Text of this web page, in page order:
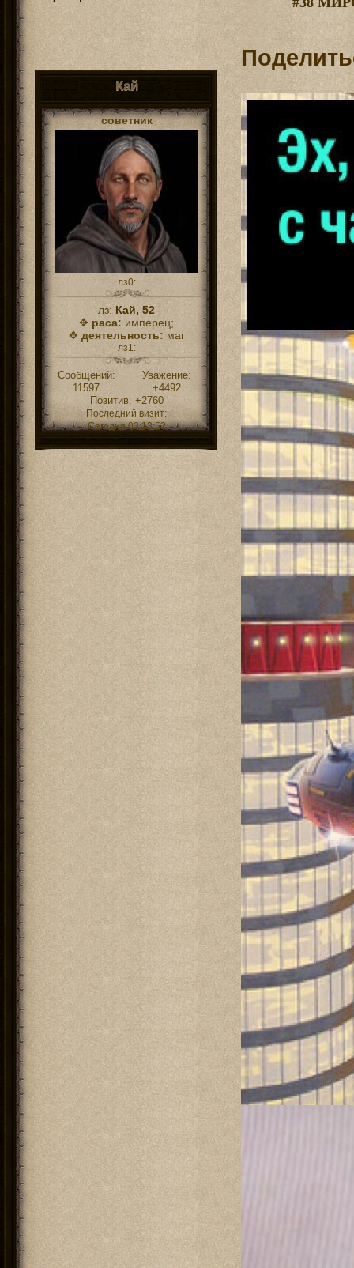
магии
вне зависимости от обычных
навыков персонажа
28.07.24
В связи с отыгрышем
коллегии Винтерхолда проведен
косметический ремонт, а также
открыта частная школа Боевых магов
и рекрутинговый центр"Аскалон"
09.07.24В связи сотыгрышем
уникальные услуги по созданию
магических предметов расширены и
перенесены вЗолотой Храм
Кай
советник
лз0:
лз: Кай, 52
✥ раса: имперец;
✥ деятельность: маг
лз1:
Сообщений:
11597
Уважение:
+4492
Позитив: +2760
Последний визит:
Сегодня 03:13:52